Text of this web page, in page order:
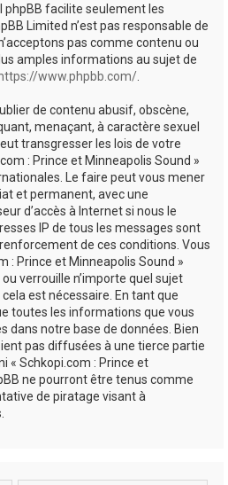
phpBB facilite seulement les
Limited n’est pas responsable de
pas comme contenu ou
amples informations au sujet de
www.phpbb.com/
de contenu abusif, obscène,
menaçant, à caractère sexuel
transgresser les lois de votre
: Prince et Minneapolis Sound »
Le faire peut vous mener
et permanent, avec une
d’accès à Internet si nous le
IP de tous les messages sont
de ces conditions. Vous
: Prince et Minneapolis Sound »
verrouille n’importe quel sujet
est nécessaire. En tant que
toutes les informations que vous
dans notre base de données. Bien
pas diffusées à une tierce partie
« Schkopi.com : Prince et
ne pourront être tenus comme
de piratage visant à